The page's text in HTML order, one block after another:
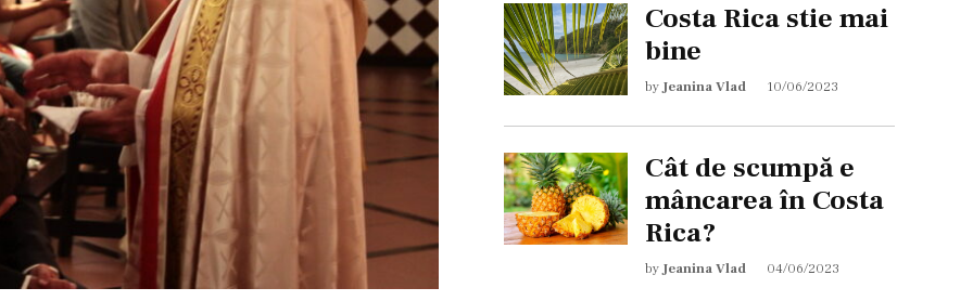
Costa Rica stie mai
bine
by Jeanina Vlad 10/06/2023
Cât de scumpă e
mâncarea în Costa
Rica?
by Jeanina Vlad 04/06/2023